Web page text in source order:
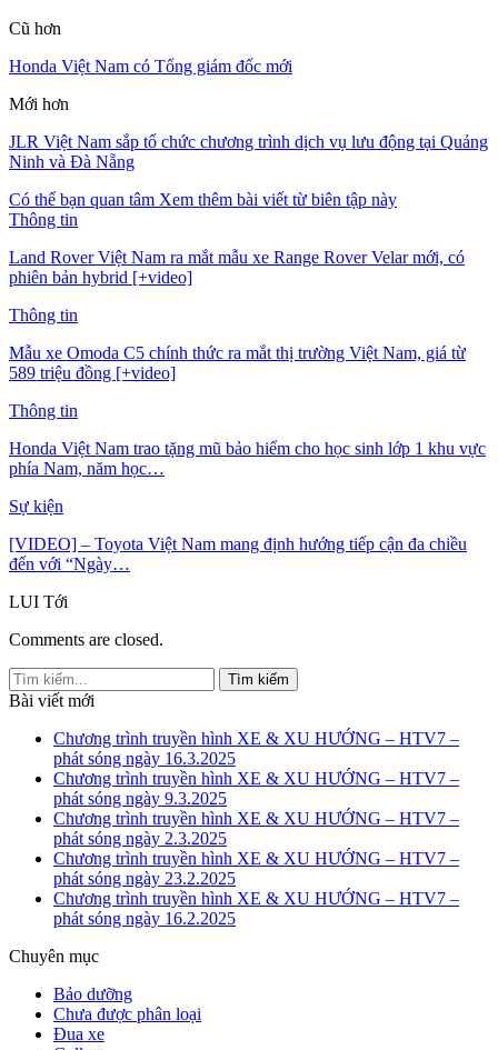
Cũ hơn
Honda Việt Nam có Tổng giám đốc mới
Mới hơn
JLR Việt Nam sắp tổ chức chương trình dịch vụ lưu động tại Quảng
Ninh và Đà Nẵng
Có thể bạn quan tâm Xem thêm bài viết từ biên tập này
Thông tin
Land Rover Việt Nam ra mắt mẫu xe Range Rover Velar mới, có
phiên bản hybrid [+video]
Thông tin
Mẫu xe Omoda C5 chính thức ra mắt thị trường Việt Nam, giá từ
589 triệu đồng [+video]
Thông tin
Honda Việt Nam trao tặng mũ bảo hiểm cho học sinh lớp 1 khu vực
phía Nam, năm học…
Sự kiện
[VIDEO] – Toyota Việt Nam mang định hướng tiếp cận đa chiều
đến với “Ngày…
LUI Tới
Comments are closed.
Bài viết mới
Chương trình truyền hình XE & XU HƯỚNG – HTV7 –
phát sóng ngày 16.3.2025
Chương trình truyền hình XE & XU HƯỚNG – HTV7 –
phát sóng ngày 9.3.2025
Chương trình truyền hình XE & XU HƯỚNG – HTV7 –
phát sóng ngày 2.3.2025
Chương trình truyền hình XE & XU HƯỚNG – HTV7 –
phát sóng ngày 23.2.2025
Chương trình truyền hình XE & XU HƯỚNG – HTV7 –
phát sóng ngày 16.2.2025
Chuyên mục
Bảo dưỡng
Chưa được phân loại
Đua xe